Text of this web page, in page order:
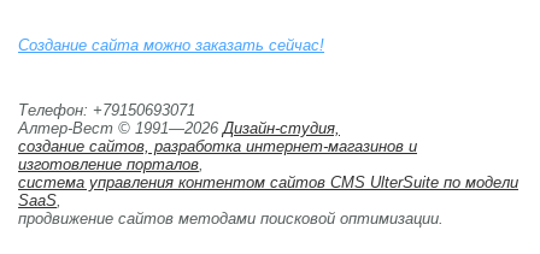
Создание сайта можно заказать сейчас!
Телефон: +79150693071
Алтер-Вест © 1991—2026 Дизайн-студия,
создание сайтов, разработка интернет-магазинов и
изготовление порталов
система управления контентом сайтов CMS UlterSuite по модели
SaaS
продвижение сайтов методами поисковой оптимизации.